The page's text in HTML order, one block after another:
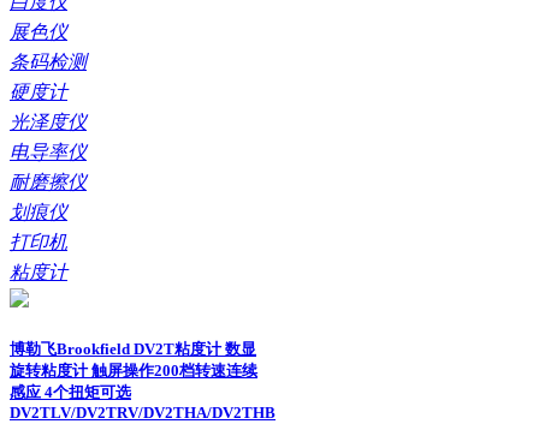
展色仪
条码检测
硬度计
光泽度仪
电导率仪
耐磨擦仪
划痕仪
打印机
粘度计
博勒飞Brookfield DV2T粘度计 数显
旋转粘度计 触屏操作200档转速连续
感应 4个扭矩可选
DV2TLV/DV2TRV/DV2THA/DV2THB